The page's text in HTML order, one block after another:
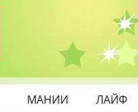
МАНИИ ЛАЙФ